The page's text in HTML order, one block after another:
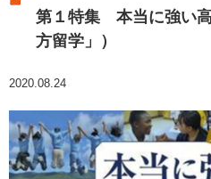
第１特集 本当に強い
方留学」）
2020.08.24